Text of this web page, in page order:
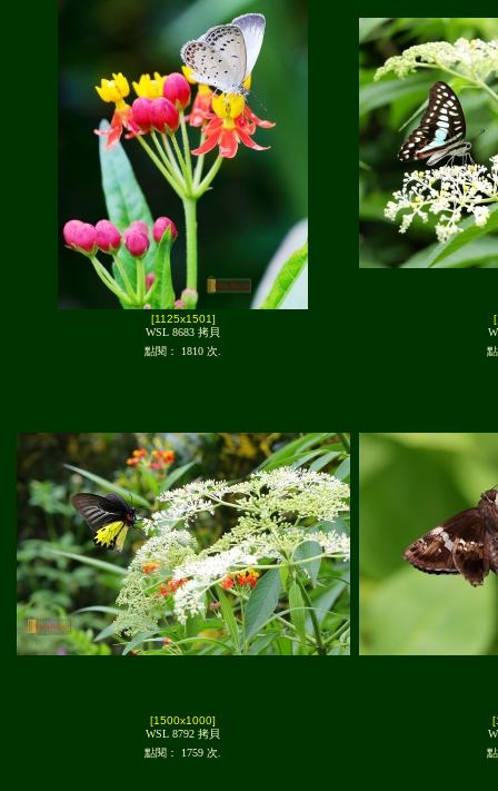
[1125x1501]
WSL 8683 拷貝
點閱： 1810 次.
[1500x1000]
WSL 8792 拷貝
點閱： 1759 次.